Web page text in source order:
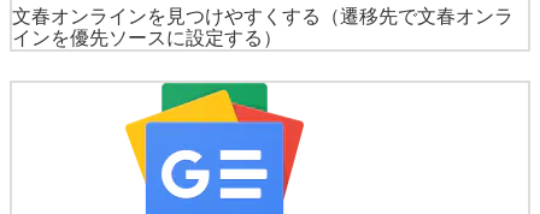
文春オンラインを見つけやすくする
（遷移先で文春オンラ
インを優先ソースに設定する）